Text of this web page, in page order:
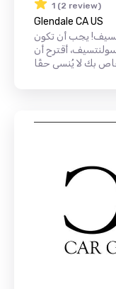
1 (2 review)
Glendale CA US
يجب أن تكون
سولنتسيف، أقترح أن